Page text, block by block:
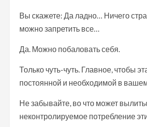
Вы скажете: Да ладно… Ничего
можно запретить все…
Да. Можно побаловать себя.
Только чуть-чуть. Главное, чтобы
постоянной и необходимой в
Не забывайте, во что может
неконтролируемое потребление